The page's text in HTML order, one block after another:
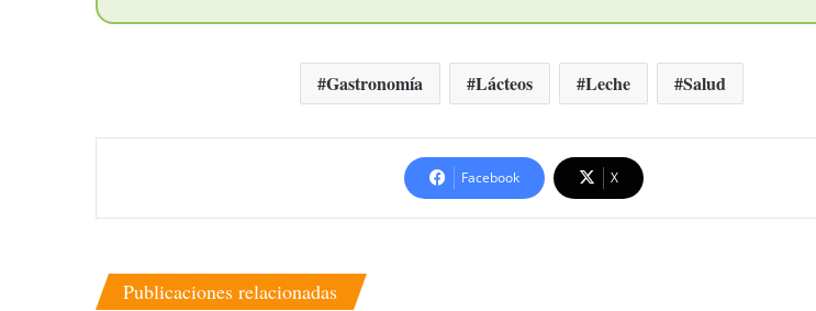
Gastronomía Lácteos Leche Salud
Facebook X
Publicaciones relacionadas